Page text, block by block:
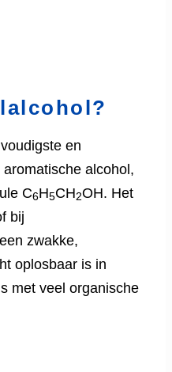
en
alcohol,
C6H5CH2OH. Het
bij
zwakke,
oplosbaar is in
met veel organische